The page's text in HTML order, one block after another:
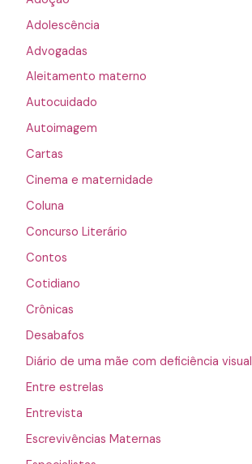
Adolescência
Advogadas
Aleitamento materno
Autocuidado
Autoimagem
Cartas
Cinema e maternidade
Coluna
Concurso Literário
Contos
Cotidiano
Crônicas
Desabafos
Diário de uma mãe com deficiência visual
Entre estrelas
Entrevista
Escrevivências Maternas